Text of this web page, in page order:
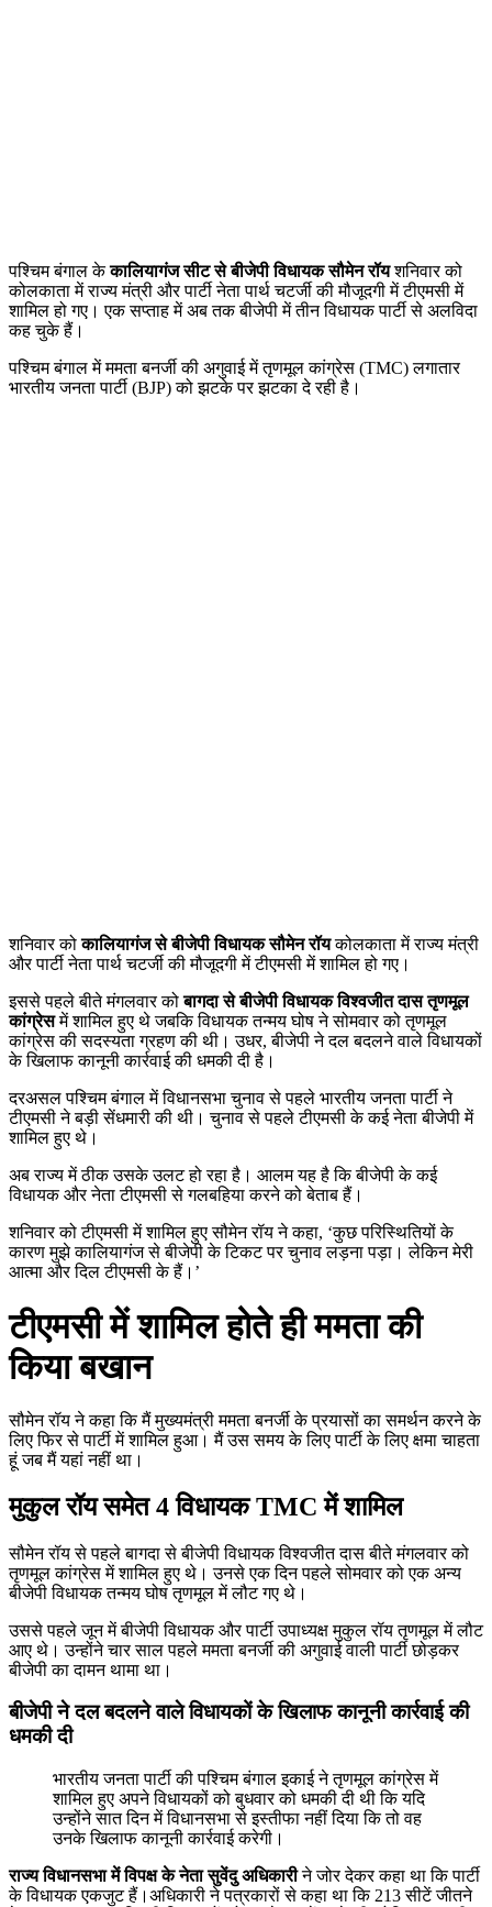
पश्चिम बंगाल केकालियागंज सीट से बीजेपी विधायक सौमेन रॉयशन‍िवार को
कोलकाता में राज्य मंत्री और पार्टी नेता पार्थ चटर्जी की मौजूदगी में टीएमसी में
शामिल हो गए। एक सप्‍ताह में अब तक बीजेपी में तीन व‍िधायक पार्टी से अलव‍िदा
कह चुके हैं।
पश्चिम बंगाल में ममता बनर्जी की अगुवाई में तृणमूल कांग्रेस (TMC) लगातार
भारतीय जनता पार्टी (BJP) को झटके पर झटका दे रही है।
शन‍िवार कोकालियागंज से बीजेपी विधायक सौमेन रॉयकोलकाता में राज्य मंत्री
और पार्टी नेता पार्थ चटर्जी की मौजूदगी में टीएमसी में शामिल हो गए।
इससे पहले बीते मंगलवार कोबागदा से बीजेपी विधायक विश्वजीत दास तृणमूल
कांग्रेसमें शामिल हुए थे जबकि विधायक तन्मय घोष ने सोमवार को तृणमूल
कांग्रेस की सदस्‍यता ग्रहण की थी। उधर, बीजेपी ने दल बदलने वाले विधायकों
के खिलाफ कानूनी कार्रवाई की धमकी दी है।
दरअसल पश्चिम बंगाल में व‍िधानसभा चुनाव से पहले भारतीय जनता पार्टी ने
टीएमसी ने बड़ी सेंधमारी की थी। चुनाव से पहले टीएमसी के कई नेता बीजेपी में
शाम‍िल हुए थे।
अब राज्‍य में ठीक उसके उलट हो रहा है। आलम यह है क‍ि बीजेपी के कई
व‍िधायक और नेता टीएमसी से गलबह‍िया करने को बेताब हैं।
शन‍िवार को टीएमसी में शामिल हुए सौमेन रॉय ने कहा, ‘कुछ परिस्थितियों के
कारण मुझे कालियागंज से बीजेपी के टिकट पर चुनाव लड़ना पड़ा। लेकिन मेरी
आत्मा और दिल टीएमसी के हैं।’
टीएमसी में शाम‍िल होते ही ममता की
क‍िया बखान
सौमेन रॉय ने कहा क‍ि मैं मुख्‍यमंत्री ममता बनर्जी के प्रयासों का समर्थन करने के
लिए फिर से पार्टी में शामिल हुआ। मैं उस समय के लिए पार्टी के लिए क्षमा चाहता
हूं जब मैं यहां नहीं था।
मुकुल रॉय समेत 4 व‍िधायक TMC में शाम‍िल
सौमेन रॉय से पहले बागदा से बीजेपी विधायक विश्वजीत दास बीते मंगलवार को
तृणमूल कांग्रेस में शामिल हुए थे। उनसे एक द‍िन पहले सोमवार को एक अन्य
बीजेपी विधायक तन्मय घोष तृणमूल में लौट गए थे।
उससे पहले जून में बीजेपी विधायक और पार्टी उपाध्यक्ष मुकुल रॉय तृणमूल में लौट
आए थे। उन्होंने चार साल पहले ममता बनर्जी की अगुवाई वाली पार्टी छोड़कर
बीजेपी का दामन थामा था।
बीजेपी ने दल बदलने वाले विधायकों के खिलाफ कानूनी कार्रवाई की
धमकी दी
भारतीय जनता पार्टी की पश्चिम बंगाल इकाई ने तृणमूल कांग्रेस में
शामिल हुए अपने विधायकों को बुधवार को धमकी दी थी कि यदि
उन्होंने सात दिन में विधानसभा से इस्तीफा नहीं दिया कि तो वह
उनके खिलाफ कानूनी कार्रवाई करेगी।
राज्य विधानसभा में विपक्ष के नेता सुवेंदु अधिकारीने जोर देकर कहा था कि पार्टी
के विधायक एकजुट हैं।अधिकारी ने पत्रकारों से कहा था क‍ि 213 सीटें जीतने